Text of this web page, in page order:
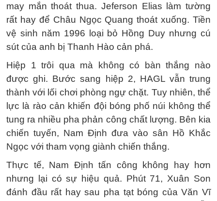
may mắn thoát thua. Jeferson Elias làm tường
rất hay để Châu Ngọc Quang thoát xuống. Tiền
vệ sinh năm 1996 loại bỏ Hồng Duy nhưng cú
sút của anh bị Thanh Hào cản phá.
Hiệp 1 trôi qua mà không có bàn thắng nào
được ghi. Bước sang hiệp 2, HAGL vẫn trung
thành với lối chơi phòng ngự chặt. Tuy nhiên, thể
lực là rào cản khiến đội bóng phố núi không thể
tung ra nhiều pha phản công chất lượng. Bên kia
chiến tuyến, Nam Định đưa vào sân Hồ Khắc
Ngọc với tham vọng giành chiến thắng.
Thực tế, Nam Định tấn công không hay hơn
nhưng lại có sự hiệu quả. Phút 71, Xuân Son
đánh đầu rất hay sau pha tạt bóng của Văn Vĩ